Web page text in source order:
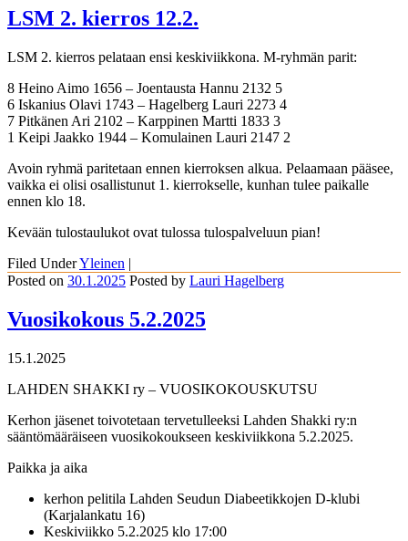
LSM 2. kierros 12.2.
LSM 2. kierros pelataan ensi keskiviikkona. M-ryhmän parit:
8 Heino Aimo 1656 – Joentausta Hannu 2132 5
6 Iskanius Olavi 1743 – Hagelberg Lauri 2273 4
7 Pitkänen Ari 2102 – Karppinen Martti 1833 3
1 Keipi Jaakko 1944 – Komulainen Lauri 2147 2
Avoin ryhmä paritetaan ennen kierroksen alkua. Pelaamaan pääsee,
vaikka ei olisi osallistunut 1. kierrokselle, kunhan tulee paikalle
ennen klo 18.
Kevään tulostaulukot ovat tulossa tulospalveluun pian!
Filed UnderYleinen |
Posted on 30.1.2025 Posted by Lauri Hagelberg
Vuosikokous 5.2.2025
15.1.2025
LAHDEN SHAKKI ry – VUOSIKOKOUSKUTSU
Kerhon jäsenet toivotetaan tervetulleeksi Lahden Shakki ry:n
sääntömääräiseen vuosikokoukseen keskiviikkona 5.2.2025.
Paikka ja aika
kerhon pelitila Lahden Seudun Diabeetikkojen D-klubi
(Karjalankatu 16)
Keskiviikko 5.2.2025 klo 17:00